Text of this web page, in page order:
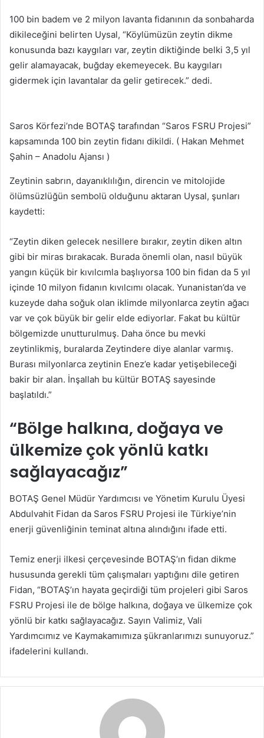
100 bin badem ve 2 milyon lavanta fidanının da sonbaharda
dikileceğini belirten Uysal, “Köylümüzün zeytin dikme
konusunda bazı kaygıları var, zeytin diktiğinde belki 3,5 yıl
gelir alamayacak, buğday ekemeyecek. Bu kaygıları
gidermek için lavantalar da gelir getirecek.” dedi.
Saros Körfezi’nde BOTAŞ tarafından “Saros FSRU Projesi”
kapsamında 100 bin zeytin fidanı dikildi. ( Hakan Mehmet
Şahin – Anadolu Ajansı )
Zeytinin sabrın, dayanıklılığın, direncin ve mitolojide
ölümsüzlüğün sembolü olduğunu aktaran Uysal, şunları
kaydetti:
“Zeytin diken gelecek nesillere bırakır, zeytin diken altın
gibi bir miras bırakacak. Burada önemli olan, nasıl büyük
yangın küçük bir kıvılcımla başlıyorsa 100 bin fidan da 5 yıl
içinde 10 milyon fidanın kıvılcımı olacak. Yunanistan’da ve
kuzeyde daha soğuk olan iklimde milyonlarca zeytin ağacı
var ve çok büyük bir gelir elde ediyorlar. Fakat bu kültür
bölgemizde unutturulmuş. Daha önce bu mevki
zeytinlikmiş, buralarda Zeytindere diye alanlar varmış.
Burası milyonlarca zeytinin Enez’e kadar yetişebileceği
bakir bir alan. İnşallah bu kültür BOTAŞ sayesinde
başlatıldı.”
“Bölge halkına, doğaya ve
ülkemize çok yönlü katkı
sağlayacağız”
BOTAŞ Genel Müdür Yardımcısı ve Yönetim Kurulu Üyesi
Abdulvahit Fidan da Saros FSRU Projesi ile Türkiye’nin
enerji güvenliğinin teminat altına alındığını ifade etti.
Temiz enerji ilkesi çerçevesinde BOTAŞ’ın fidan dikme
hususunda gerekli tüm çalışmaları yaptığını dile getiren
Fidan, “BOTAŞ’ın hayata geçirdiği tüm projeleri gibi Saros
FSRU Projesi ile de bölge halkına, doğaya ve ülkemize çok
yönlü bir katkı sağlayacağız. Sayın Valimiz, Vali
Yardımcımız ve Kaymakamımıza şükranlarımızı sunuyoruz.”
ifadelerini kullandı.